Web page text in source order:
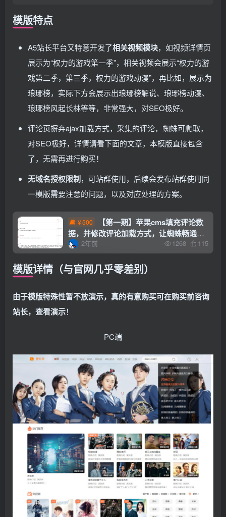
模版特点
A5站长平台又特意开发了相关视频模块，如视频详情页
展示为“权力的游戏第一季”，相关视频会展示“权力的游
戏第二季，第三季，权力的游戏动漫”，再比如，展示为
琅琊榜，实际下方会展示出琅琊榜解说、琅琊榜动漫、
琅琊榜风起长林等等，非常强大，对SEO极好。
评论页摒弃ajax加载方式，采集的评论，蜘蛛可爬取，
对SEO极好，详情请看下面的文章，本模版直接包含
了，无需再进行购买！
无域名授权限制，可站群使用，后续会发布站群使用同
一模版需要注意的问题，以及对应处理的方案。
￥500
【第一期】苹果cms填充评论数
据，并修改评论加载方式，让蜘蛛畅通无
阻 2年前 1268 115
模版详情（与官网几乎零差别）
由于模版特殊性暂不放演示，真的有意购买可在购买前咨询
站长，查看演示！
PC端